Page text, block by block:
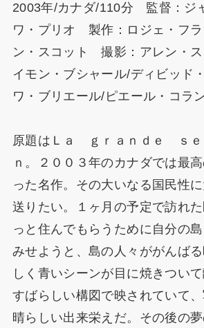
2003年/カナダ/110分 監督：ジ
ワ・プリオ 製作：ロジェ・フ
ン・スコット 撮影：アレン・
イモン・ブシャール/ディビッド
ワ・ブリエール/ピエール・コラ
原題はＬａ ｇｒａｎｄｅ ｓｅ
ｎ。２００３年のカナダでは最
った名作。その大いなる国民性
送りたい。１ヶ月の予定で訪れ
っと住んでもらうために自分の
みせようと、島の人々ががんば
しく青いシーンが目に焼きつい
すばらしい構図で映されていて
晴らしい出来栄えだ。その後の